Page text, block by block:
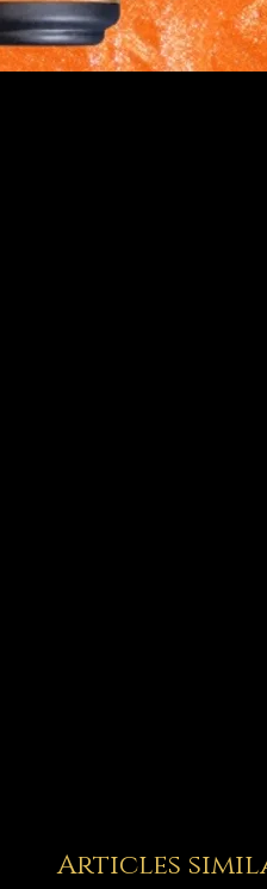
Articles